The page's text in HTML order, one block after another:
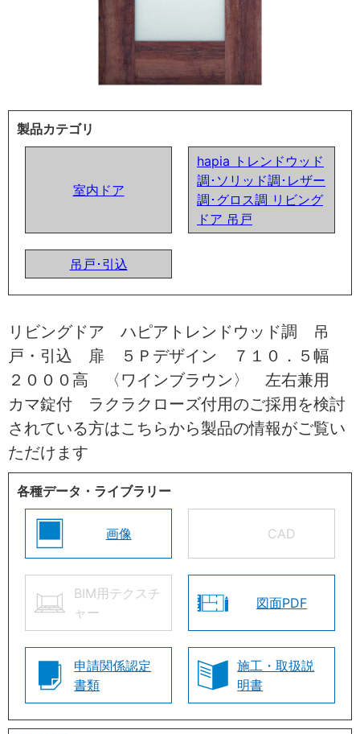
製品カテゴリ
室内ドア
hapia トレンドウッド
調･ソリッド調･レザー
調･グロス調 リビング
ドア 吊戸
吊戸･引込
リビングドア ハピアトレンドウッド調 吊
戸・引込 扉 ５Ｐデザイン ７１０．５幅
２０００高 〈ワインブラウン〉 左右兼用
カマ錠付 ラクラクローズ付用のご採用を検討
されている方はこちらから製品の情報がご覧い
ただけます
各種データ・ライブラリー
画像 CAD
BIM用テクスチ
ャー
図面PDF
申請関係認定
書類
施工・取扱説
明書